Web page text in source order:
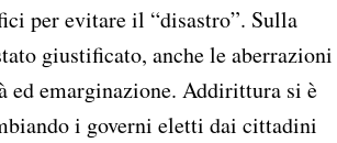
per evitare il “disastro”. Sulla
giustificato, anche le aberrazioni
ed emarginazione. Addirittura si è
i governi eletti dai cittadini